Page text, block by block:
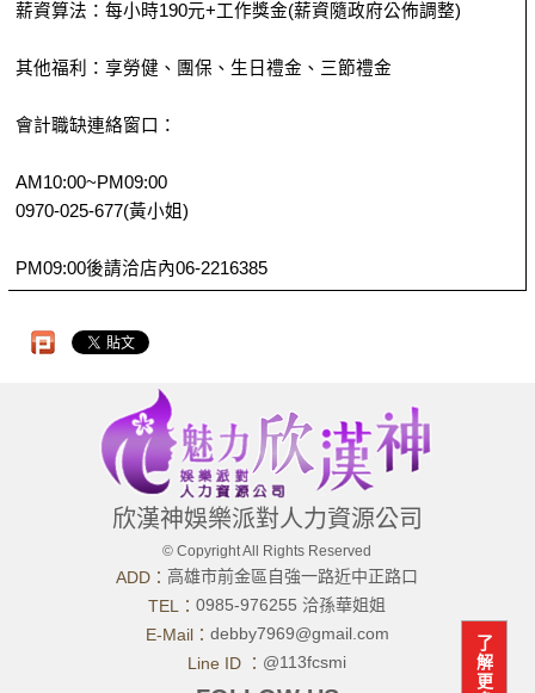
薪資算法：每小時190元+工作獎金(薪資隨政府公佈調整)
其他福利：享勞健、團保、生日禮金、三節禮金
會計職缺連絡窗口：
AM10:00~PM09:00
0970-025-677(黃小姐)
PM09:00後請洽店內06-2216385
了
解
更
欣漢神娛樂派對人力資源公司
© Copyright All Rights Reserved
ADD： 高雄市前金區自強一路近中正路口
TEL：0985-976255 洽孫華姐姐
E-Mail： debby7969@gmail.com
Line ID ： @113fcsmi